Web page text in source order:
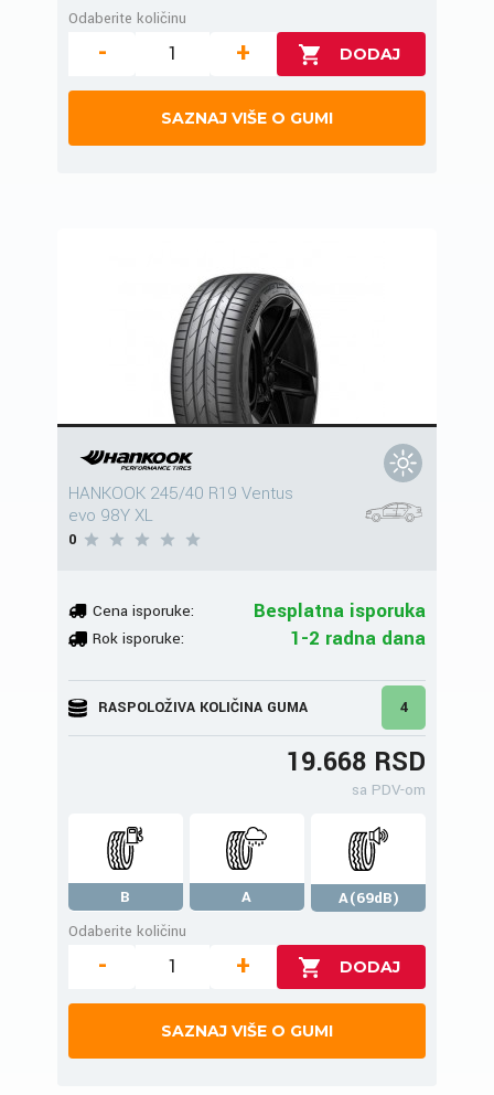
Odaberite količinu
- +
SAZNAJ VIŠE O GUMI
HANKOOK 245/40 R19 Ventus
evo 98Y XL
0
Cena isporuke: Besplatna isporuka
Rok isporuke: 1-2 radna dana
RASPOLOŽIVA KOLIČINA GUMA 4
19.668 RSD
sa PDV-om
B A
A(69dB)
Odaberite količinu
- +
SAZNAJ VIŠE O GUMI